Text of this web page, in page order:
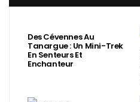
Des Cévennes Au
Tanargue : Un Mini-Trek
En Senteurs Et
Enchanteur